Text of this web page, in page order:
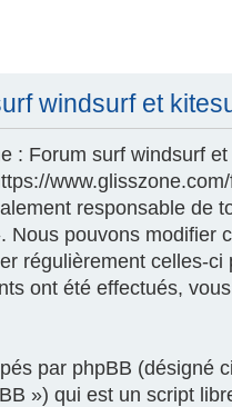
windsurf et
: Forum surf windsurf
responsable de
Nous pouvons modifier
régulièrement celles-
ont été effectués,
par phpBB (désigné
») qui est un script